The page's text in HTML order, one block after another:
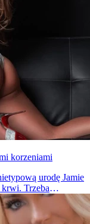
korzeniami
urodę Jamie
Trzeba